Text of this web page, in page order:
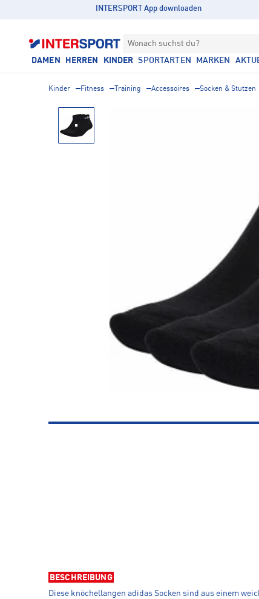
INTERSPORT App downloaden
Wonach suchst du?
DAMEN HERREN KINDER SPORTARTEN MARKEN
Kinder Fitness Training Accessoires Socken & Stutzen
BESCHREIBUNG
Diese knöchellangen adidas Socken sind aus einem